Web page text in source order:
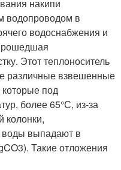
накипи
водопроводом в
водоснабжения и
Этот теплоноситель
различные взвешенные
под
более 65°С, из-за
колонки,
воды выпадают в
Такие отложения